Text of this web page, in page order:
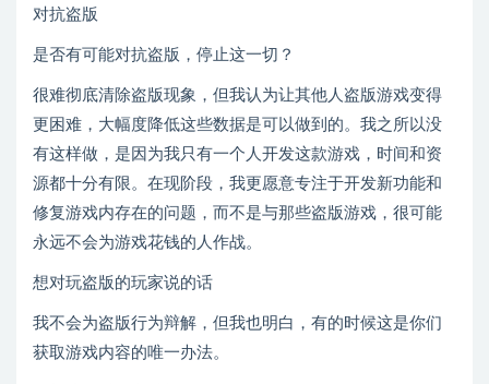
对抗盗版
是否有可能对抗盗版，停止这一切？
很难彻底清除盗版现象，但我认为让其他人盗版游戏变得
更困难，大幅度降低这些数据是可以做到的。我之所以没
有这样做，是因为我只有一个人开发这款游戏，时间和资
源都十分有限。在现阶段，我更愿意专注于开发新功能和
修复游戏内存在的问题，而不是与那些盗版游戏，很可能
永远不会为游戏花钱的人作战。
想对玩盗版的玩家说的话
我不会为盗版行为辩解，但我也明白，有的时候这是你们
获取游戏内容的唯一办法。